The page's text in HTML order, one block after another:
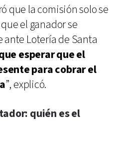
que la comisión solo se
el ganador se
Lotería de Santa
esperar que el
para cobrar el
”, explicó.
quién es el